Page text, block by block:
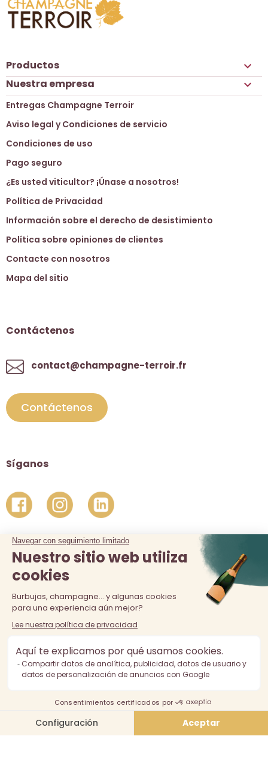
Productos 
Nuestra empresa 
Entregas Champagne Terroir
Aviso legal y Condiciones de servicio
Condiciones de uso
Pago seguro
¿Es usted viticultor? ¡Únase a nosotros!
Política de Privacidad
Información sobre el derecho de desistimiento
Política sobre opiniones de clientes
Contacte con nosotros
Mapa del sitio
Contáctenos
contact@champagne-terroir.fr
Contáctenos
Síganos
La venta de alcohol está prohibida a los menores de 18 años.
El consumo excesivo de alcohol es perjudicial para la salud,